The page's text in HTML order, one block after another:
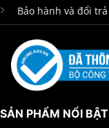
Bảo hành và đổi trả
SẢN PHẨM NỔI BẬT